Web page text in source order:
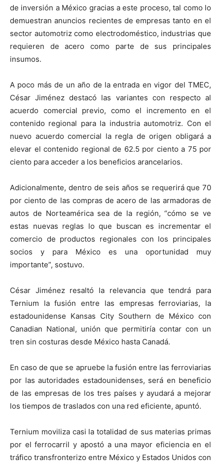
de inversión a México gracias a este proceso, tal como lo
demuestran anuncios recientes de empresas tanto en el
sector automotriz como electrodoméstico, industrias que
requieren de acero como parte de sus principales
insumos.
A poco más de un año de la entrada en vigor del TMEC,
César Jiménez destacó las variantes con respecto al
acuerdo comercial previo, como el incremento en el
contenido regional para la industria automotriz. Con el
nuevo acuerdo comercial la regla de origen obligará a
elevar el contenido regional de 62.5 por ciento a 75 por
ciento para acceder a los beneficios arancelarios.
Adicionalmente, dentro de seis años se requerirá que 70
por ciento de las compras de acero de las armadoras de
autos de Norteamérica sea de la región, “cómo se ve
estas nuevas reglas lo que buscan es incrementar el
comercio de productos regionales con los principales
socios y para México es una oportunidad muy
importante”, sostuvo.
César Jiménez resaltó la relevancia que tendrá para
Ternium la fusión entre las empresas ferroviarias, la
estadounidense Kansas City Southern de México con
Canadian National, unión que permitiría contar con un
tren sin costuras desde México hasta Canadá.
En caso de que se apruebe la fusión entre las ferroviarias
por las autoridades estadounidenses, será en beneficio
de las empresas de los tres países y ayudará a mejorar
los tiempos de traslados con una red eficiente, apuntó.
Ternium moviliza casi la totalidad de sus materias primas
por el ferrocarril y apostó a una mayor eficiencia en el
tráfico transfronterizo entre México y Estados Unidos con